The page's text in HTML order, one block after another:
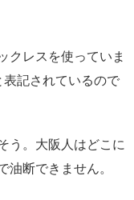
クレスを使っていま
記されているので
う。大阪人はどこに
油断できません。